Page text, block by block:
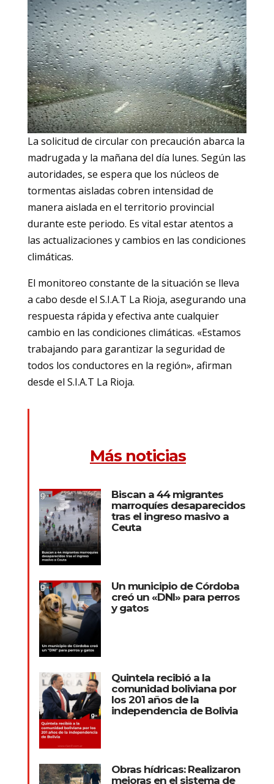
La solicitud de circular con precaución abarca la
madrugada y la mañana del día lunes. Según las
autoridades, se espera que los núcleos de
tormentas aisladas cobren intensidad de
manera aislada en el territorio provincial
durante este periodo. Es vital estar atentos a
las actualizaciones y cambios en las condiciones
climáticas.
El monitoreo constante de la situación se lleva
a cabo desde el S.I.A.T La Rioja, asegurando una
respuesta rápida y efectiva ante cualquier
cambio en las condiciones climáticas. «Estamos
trabajando para garantizar la seguridad de
todos los conductores en la región», afirman
desde el S.I.A.T La Rioja.
Más noticias
Biscan a 44 migrantes
marroquíes desaparecidos
tras el ingreso masivo a
Ceuta
Un municipio de Córdoba
creó un «DNI» para perros
y gatos
Quintela recibió a la
comunidad boliviana por
los 201 años de la
independencia de Bolivia
Obras hídricas: Realizaron
mejoras en el sistema de